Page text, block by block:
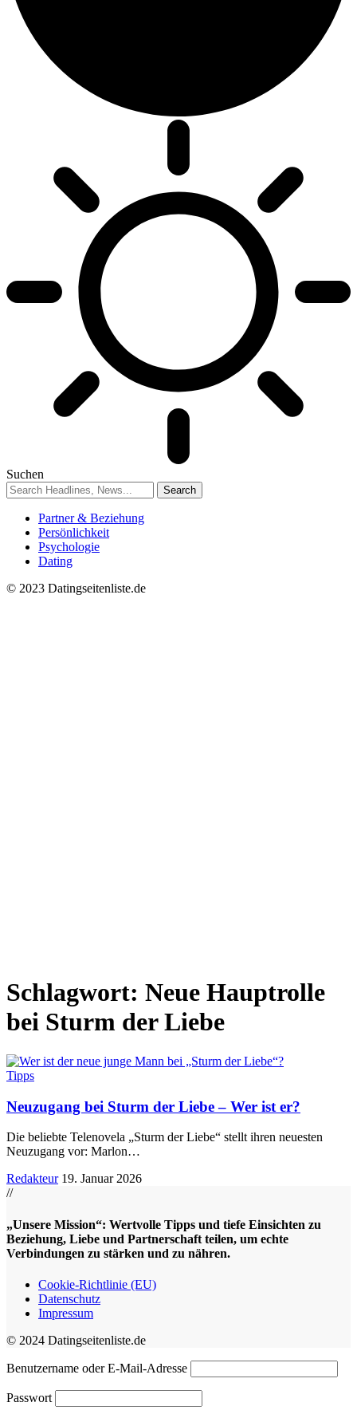
Suchen
Partner & Beziehung
Persönlichkeit
Psychologie
Dating
© 2023 Datingseitenliste.de
Schlagwort: Neue Hauptrolle
bei Sturm der Liebe
Tipps
Neuzugang bei Sturm der Liebe – Wer ist er?
Die beliebte Telenovela „Sturm der Liebe“ stellt ihren neuesten
Neuzugang vor: Marlon…
Redakteur 19. Januar 2026
//
„Unsere Mission“: Wertvolle Tipps und tiefe Einsichten zu
Beziehung, Liebe und Partnerschaft teilen, um echte
Verbindungen zu stärken und zu nähren.
Cookie-Richtlinie (EU)
Datenschutz
Impressum
© 2024 Datingseitenliste.de
Benutzername oder E-Mail-Adresse
Passwort